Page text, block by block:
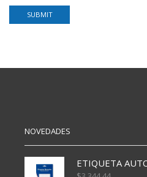
NOVEDADES